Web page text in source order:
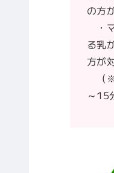
の方
・
る乳
方が
（※
～15